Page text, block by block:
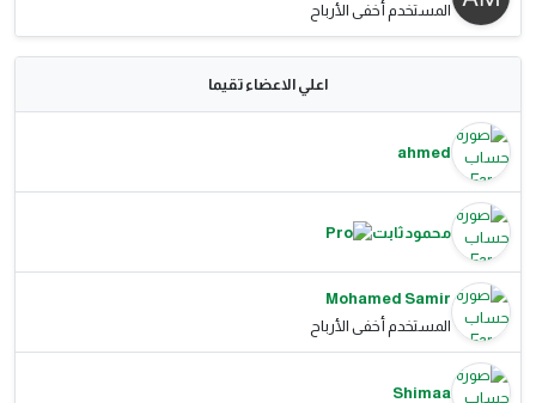
المستخدم أخفى الأرباح
اعلي الاعضاء تقيما
ahmed
محمود ثابت
Mohamed Samir
المستخدم أخفى الأرباح
Shimaa